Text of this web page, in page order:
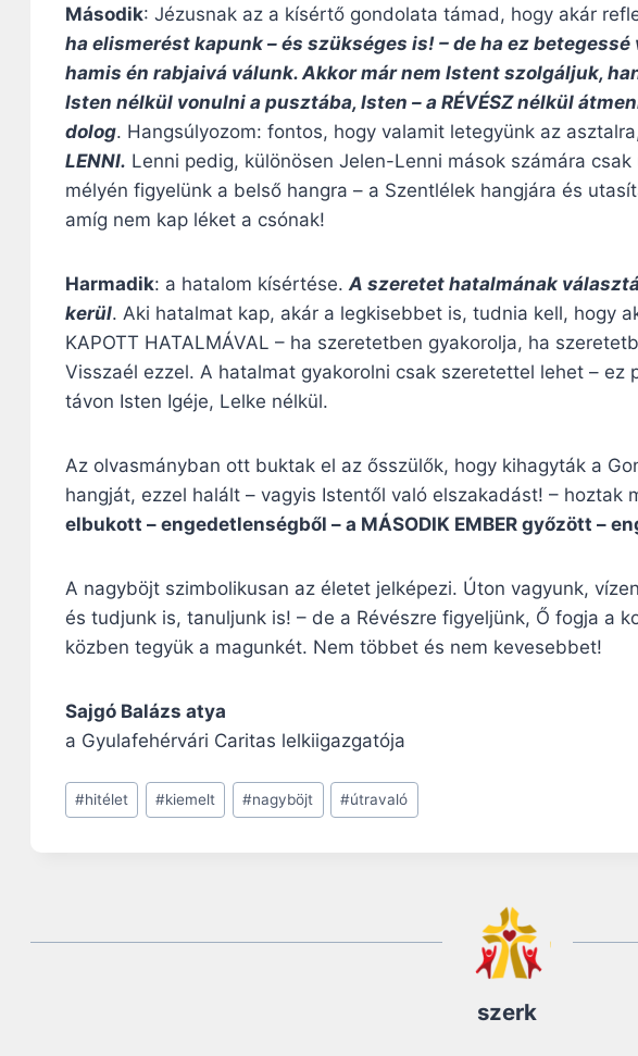
Második: Jézusnak az a kísértő gondolata támad, hogy akár
ha elismerést kapunk – és szükséges is! – de ha ez betegessé
hamis én rabjaivá válunk. Akkor már nem Istent szolgáljuk,
Isten nélkül vonulni a pusztába, Isten – a RÉVÉSZ nélkül
dolog. Hangsúlyozom: fontos, hogy valamit letegyünk az
LENNI. Lenni pedig, különösen Jelen-Lenni mások számára
mélyén figyelünk a belső hangra – a Szentlélek hangjára és
amíg nem kap léket a csónak!
Harmadik: a hatalom kísértése. A szeretet hatalmának
kerül. Aki hatalmat kap, akár a legkisebbet is, tudnia kell, hogy
KAPOTT HATALMÁVAL – ha szeretetben gyakorolja, ha
Visszaél ezzel. A hatalmat gyakorolni csak szeretettel lehet – ez
távon Isten Igéje, Lelke nélkül.
Az olvasmányban ott buktak el az ősszülők, hogy kihagyták a
hangját, ezzel halált – vagyis Istentől való elszakadást! – hoztak
elbukott – engedetlenségből – a MÁSODIK EMBER győzött –
A nagyböjt szimbolikusan az életet jelképezi. Úton vagyunk,
és tudjunk is, tanuljunk is! – de a Révészre figyeljünk, Ő fogja a
közben tegyük a magunkét. Nem többet és nem kevesebbet!
Sajgó Balázs atya
a Gyulafehérvári Caritas lelkiigazgatója
Post
Tags:
#hitélet #kiemelt #nagyböjt #útravaló
szerk